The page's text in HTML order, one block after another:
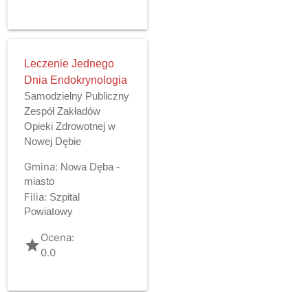
Leczenie Jednego
Dnia Endokrynologia
Samodzielny Publiczny
Zespół Zakładów
Opieki Zdrowotnej w
Nowej Dębie
Gmina: Nowa Dęba -
miasto
Filia: Szpital
Powiatowy
gradeOcena:
0.0